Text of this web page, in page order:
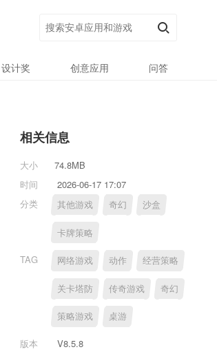
设计奖 创意应用 问答
相关信息
大小
74.8MB
时间
2026-06-17 17:07
分类
其他游戏 奇幻 沙盒
卡牌策略
TAG 网络游戏 动作 经营策略
关卡塔防 传奇游戏 奇幻
策略游戏 桌游
版本
V8.5.8